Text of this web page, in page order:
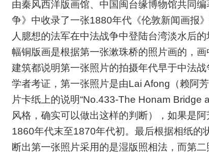
由秦风西洋版画馆、中国闽台缘博物馆共同
争》中收录了一张1880年代《伦敦新闻画报
人臆想的法军在中法战争中登陆台湾淡水后
幅铜版画是根据第一张漱珠桥的照片画的，
建筑都说明第一张照片的拍摄年代早于中法
学者考证，第一张照片是由Lai Afong（赖阿
片卡纸上的说明“No.433-The Honam Bridge
风格，确实可以做出这样的判断），如果是
1860年代末至1870年代初。最后根据相纸的
断出第一张照片采用的是湿版照相法，而第